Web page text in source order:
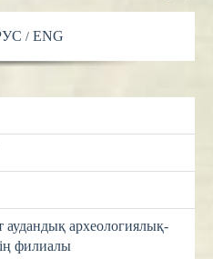
ENG
археологиялық-
филиалы